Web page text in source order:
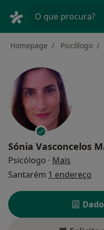
O que procura?
Homepage Psicólogo
Sónia Vasconcelos
Psicólogo · Mais
Santarém 1 endereço